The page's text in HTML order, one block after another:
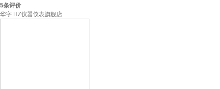
5条评价
华字 HZ仪器仪表旗舰店